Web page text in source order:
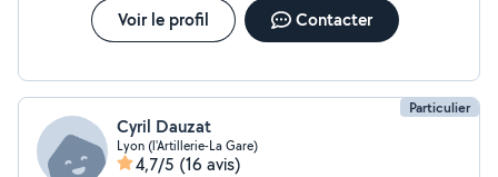
Voir le profil Contacter
Particulier
Cyril Dauzat
Lyon (l'Artillerie-La Gare)
4,7/5 (16 avis)